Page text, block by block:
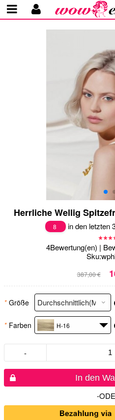
Herrliche Wellig
8 in den letzten
4Bewertung(en) |
Sku:
387,00 €
* Größe
* Farben H-16
-
In den
-